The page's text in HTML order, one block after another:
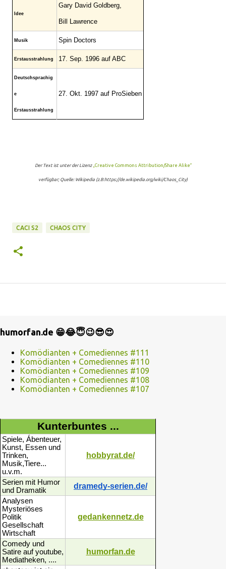
Idee
Gary David Goldberg,
Bill Lawrence
Musik Spin Doctors
Erstausstrahlung 17. Sep. 1996 auf ABC
Deutschsprachig
e
Erstausstrahlung
27. Okt. 1997 auf ProSieben
Der Text ist unter der Lizenz „Creative Commons Attribution/Share Alike“
verfügbar; Quelle: Wikipedia (z.B:https://de.wikipedia.org/wiki/Chaos_City)
CACI S2 CHAOS CITY
humorfan.de 😁😂😇😉😎😍
Komödianten + Comediennes #111
Komödianten + Comediennes #110
Komödianten + Comediennes #109
Komödianten + Comediennes #108
Komödianten + Comediennes #107
Kunterbuntes ...
Spiele, Ábenteuer,
Kunst, Essen und
Trinken,
Musik,Tiere...
u.v.m.
hobbyrat.de/
Serien mit Humor
und Dramatik
dramedy-serien.de/
Analysen
Mysteriöses
Politik
Gesellschaft
Wirtschaft
gedankennetz.de
Comedy und
Satire auf youtube,
Mediatheken, ....
humorfan.de